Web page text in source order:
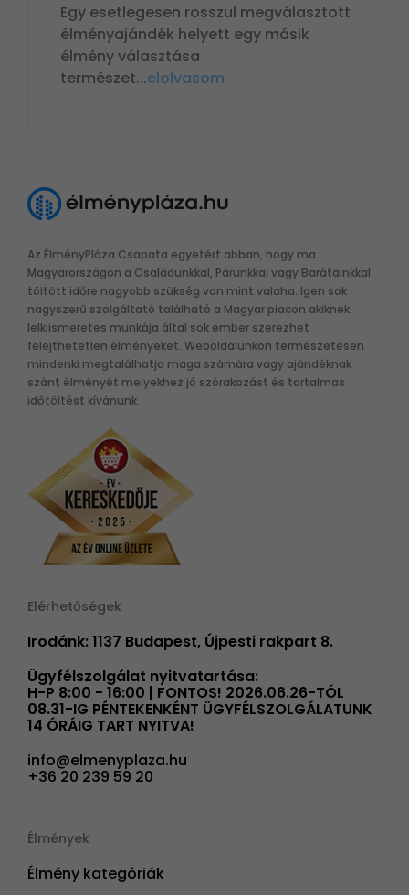
Egy esetlegesen rosszul megválasztott
élményajándék helyett egy másik
élmény választása
természet...elolvasom
Az ÉlményPláza Csapata egyetért abban, hogy ma
Magyarországon a Családunkkal, Párunkkal vagy Barátainkkal
töltött időre nagyobb szükség van mint valaha. Igen sok
nagyszerű szolgáltató található a Magyar piacon akiknek
lelkiismeretes munkája által sok ember szerezhet
felejthetetlen élményeket. Weboldalunkon természetesen
mindenki megtalálhatja maga számára vagy ajándéknak
szánt élményét melyekhez jó szórakozást és tartalmas
időtöltést kívánunk.
Elérhetőségek
Irodánk: 1137 Budapest, Újpesti rakpart 8.
Ügyfélszolgálat nyitvatartása:
H-P 8:00 - 16:00 | FONTOS! 2026.06.26-TÓL
08.31-IG PÉNTEKENKÉNT ÜGYFÉLSZOLGÁLATUNK
14 ÓRÁIG TART NYITVA!
info@elmenyplaza.hu
+36 20 239 59 20
Élmények
Élmény kategóriák